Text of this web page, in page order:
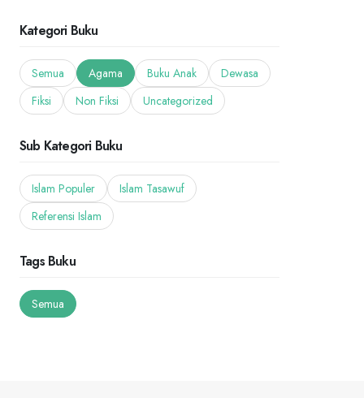
Kategori Buku
Semua Agama Buku Anak
Dewasa
Fiksi
Non Fiksi Uncategorized
Sub Kategori Buku
Islam Populer
Islam Tasawuf
Referensi Islam
Tags Buku
Semua